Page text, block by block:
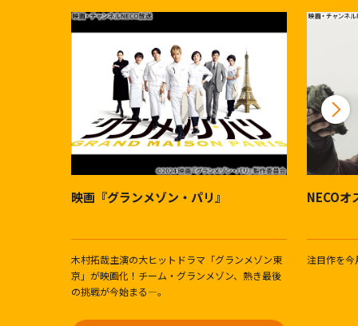
映画『グランメゾン・パリ』
木村拓哉主演の大ヒットドラマ「グランメゾン東
京」が映画化！チーム・グランメゾン、熱き最後
の挑戦が今始まる―。
NECOオ
注目作を今